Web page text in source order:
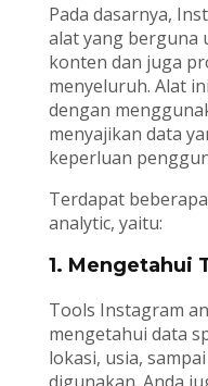
Pada dasarnya,
alat yang berguna
konten dan juga
menyeluruh. Alat
dengan
menyajikan data
keperluan
Terdapat
analytic, yaitu:
1. Mengetahui
Tools Instagram
mengetahui data
lokasi, usia,